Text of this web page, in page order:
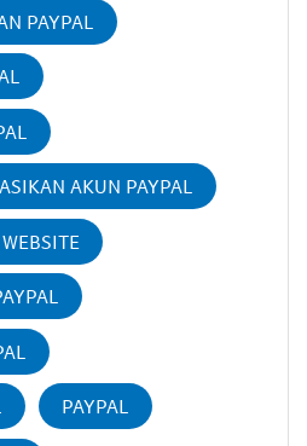
PAYPAL
AKUN PAYPAL
PAYPAL